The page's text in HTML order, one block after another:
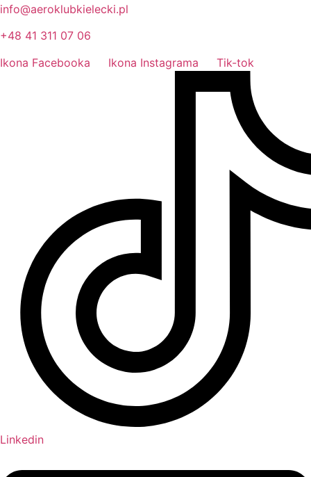
info@aeroklubkielecki.pl
+48 41 311 07 06
Ikona Facebooka
Ikona Instagrama Tik-tok
Linkedin